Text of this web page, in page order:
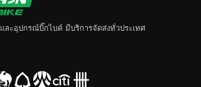
และอุปกรณ์บิ๊กไบค์ มีบริการจัดส่งทั่วประเทศ